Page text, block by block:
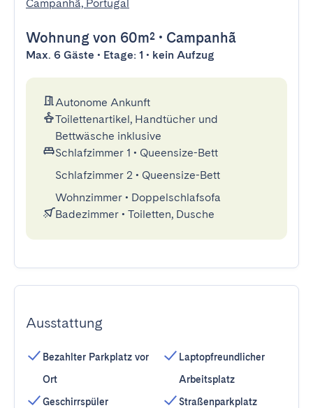
Campanhã, Portugal
Wohnung von 60m² • Campanhã
Max. 6 Gäste • Etage: 1 • kein Aufzug
Autonome Ankunft
Toilettenartikel, Handtücher und
Bettwäsche inklusive
Schlafzimmer 1 • Queensize-Bett
Schlafzimmer 2 • Queensize-Bett
Wohnzimmer • Doppelschlafsofa
Badezimmer • Toiletten, Dusche
Ausstattung
Bezahlter Parkplatz vor
Ort
Geschirrspüler
Laptopfreundlicher
Arbeitsplatz
Straßenparkplatz